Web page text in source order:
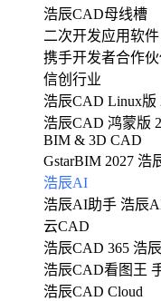
浩辰CAD母线槽
二次开发应用软件
携手开发者合作
信创行业
浩辰CAD Linux版
浩辰CAD 鸿蒙版
BIM & 3D CAD
GstarBIM 2027 浩
浩辰AI
浩辰AI助手 浩辰
云CAD
浩辰CAD 365 浩
浩辰CAD看图王
浩辰CAD Cloud